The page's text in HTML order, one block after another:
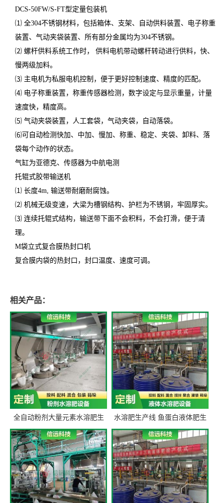
DCS-50FW/S-FT型定量包装机
⑴ 全304不锈钢材料，包括箱体、支架、自动供料装置、电子称重
装置、气动夹袋装置、所有部分金属均为304不锈钢。
⑵ 螺杆供料系统工作时， 供料电机带动螺杆转动进行供料，快、
慢两级加料。
⑶ 主电机为私服电机控制，便于更好控制速度、精度的匹配。
⑷ 电子称重装置，称重传感器检测，数字设定与显示重量，计量
速度快，精度高。
⑸ 气动夹袋装置，人工套袋，气动夹袋，自动落袋。
⑹可自动检测快加、中加、慢加、称重、稳定、夹袋、卸料、落
袋每个动作的状态。
气缸为亚德克、传感器为中航电测
托辊式胶带输送机
⑴ 长度4m, 输送带耐磨耐腐蚀。
⑵ 机械无级变速，大梁为槽钢结构、护栏为不锈钢，牢固厚实。
⑶ 连续托辊式结构，输送带下面不会积料，不会打滑，便于清
理。
M袋立式复合膜热封口机
复合膜内袋的热封口，封口温度、速度可调。
相关产品：
全自动粉剂大量元素水溶肥生
产设备 信远科技肥料生产设备
源头厂家
水溶肥生产线 鱼蛋白液体肥生
产设备 氨基酸液态肥全套设备